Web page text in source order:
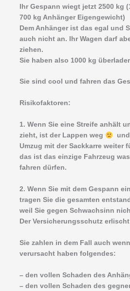
Ihr Gespann wiegt jetzt 2500 kg
700 kg Anhänger Eigengewicht)
Dem Anhänger ist das egal und
auch nicht an. Ihr Wagen darf
ziehen.
Sie haben also 1000 kg
Sie sind cool und fahren das
Risikofaktoren:
1. Wenn Sie eine Streife anhält
zieht, ist der Lappen weg
Umzug mit der Sackkarre weiter
das ist das einzige Fahrzeug
fahren dürfen.
2. Wenn Sie mit dem Gespann
tragen Sie die gesamten
weil Sie gegen Schwachsinn
Der Versicherungsschutz
Sie zahlen in dem Fall auch
verursacht haben folgendes:
– den vollen Schaden des
– den vollen Schaden des